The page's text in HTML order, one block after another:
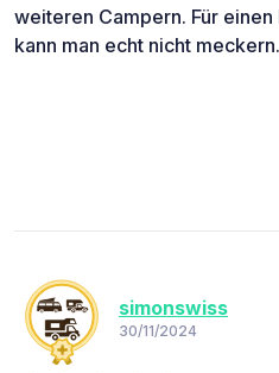
weiteren Campern. Für
kann man echt nicht meckern.
simonswiss
30/11/2024